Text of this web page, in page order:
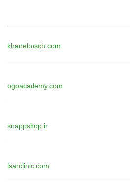
khanebosch.com
ogoacademy.com
snappshop.ir
isarclinic.com